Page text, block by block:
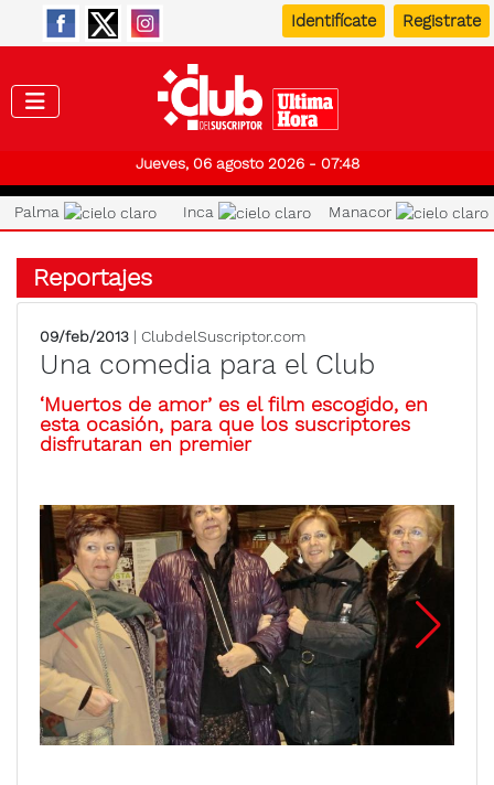
Identifícate Registrate
Jueves, 06 agosto 2026 - 07:48
Palma Inca Manacor
Reportajes
09/feb/2013 | ClubdelSuscriptor.com
Una comedia para el Club
‘Muertos de amor’ es el film escogido, en
esta ocasión, para que los suscriptores
disfrutaran en premier